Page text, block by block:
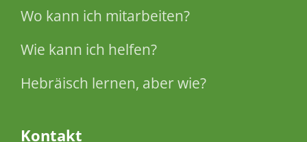
Wo kann ich mitarbeiten?
Wie kann ich helfen?
Hebräisch lernen, aber wie?
Kontakt